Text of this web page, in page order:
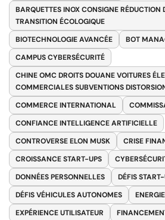
BARQUETTES INOX CONSIGNE RÉDUCTION
TRANSITION ÉCOLOGIQUE
BIOTECHNOLOGIE AVANCÉE
BOT
CAMPUS CYBERSÉCURITÉ
CHINE OMC DROITS DOUANE VOITURES
COMMERCIALES SUBVENTIONS
COMMERCE INTERNATIONAL
CONFIANCE INTELLIGENCE ARTIFICIELLE
CONTROVERSE ELON MUSK
CRISE
CROISSANCE START-UPS
DONNÉES PERSONNELLES
DÉFIS
DÉFIS VÉHICULES AUTONOMES
EXPÉRIENCE UTILISATEUR